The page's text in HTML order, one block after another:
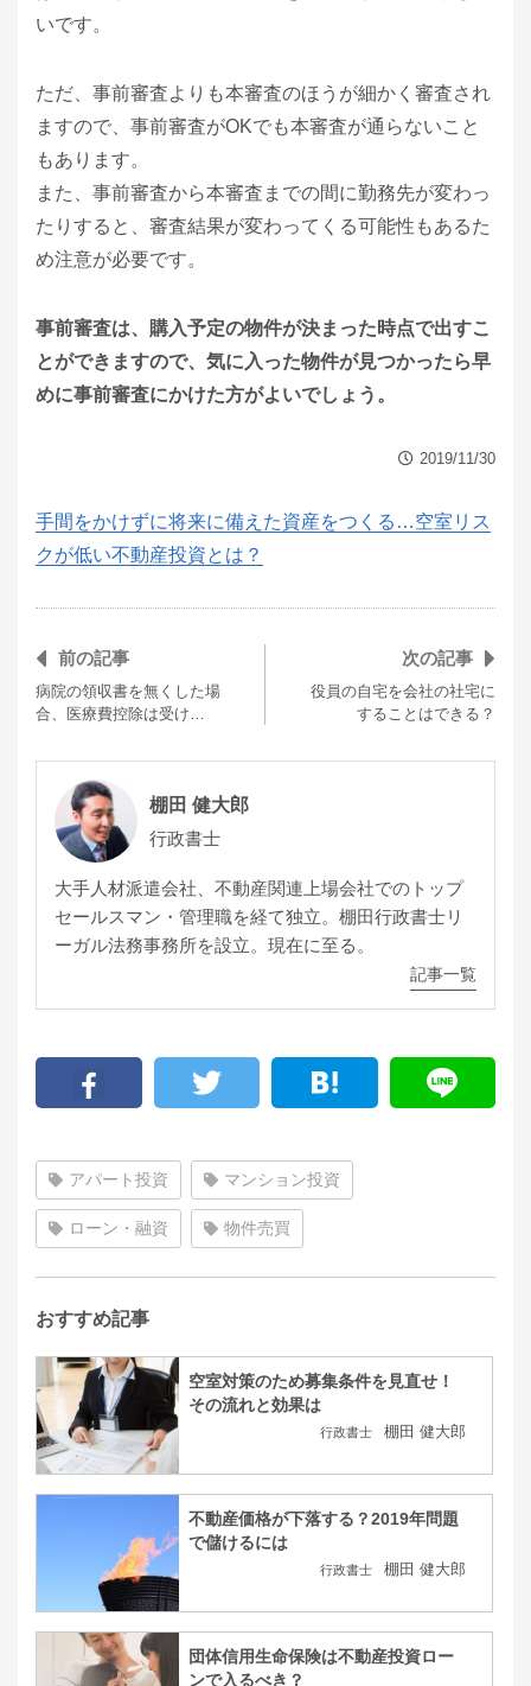
いです。
ただ、事前審査よりも本審査のほうが細かく審査され
ますので、事前審査がOKでも本審査が通らないこと
もあります。
また、事前審査から本審査までの間に勤務先が変わっ
たりすると、審査結果が変わってくる可能性もあるた
め注意が必要です。
事前審査は、購入予定の物件が決まった時点で出すこ
とができますので、気に入った物件が見つかったら早
めに事前審査にかけた方がよいでしょう。
2019/11/30
手間をかけずに将来に備えた資産をつくる…空室リス
クが低い不動産投資とは？
前の記事
病院の領収書を無くした場
合、医療費控除は受け…
次の記事
役員の自宅を会社の社宅に
することはできる？
棚田 健大郎
行政書士
大手人材派遣会社、不動産関連上場会社でのトップ
セールスマン・管理職を経て独立。棚田行政書士リ
ーガル法務事務所を設立。現在に至る。
記事一覧
アパート投資 マンション投資
ローン・融資 物件売買
おすすめ記事
空室対策のため募集条件を見直せ！
その流れと効果は
行政書士 棚田 健大郎
不動産価格が下落する？2019年問題
で儲けるには
行政書士 棚田 健大郎
団体信用生命保険は不動産投資ロー
ンで入るべき？